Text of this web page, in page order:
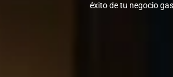
éxito de tu negocio